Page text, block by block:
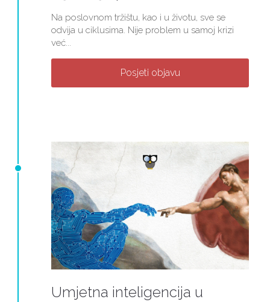
Na poslovnom tržištu, kao i u životu, sve se
odvija u ciklusima. Nije problem u samoj krizi
već...
Posjeti objavu
Umjetna inteligencija u